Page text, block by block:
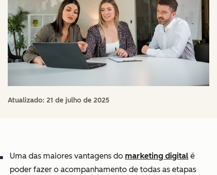
Atualizado: 21 de julho de 2025
Uma das maiores vantagens do marketing digital é
poder fazer o acompanhamento de todas as etapas